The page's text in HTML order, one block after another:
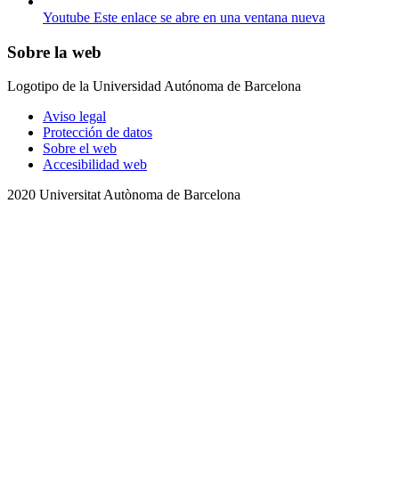
Youtube Este enlace se abre en una ventana nueva
Sobre la web
Logotipo de la Universidad Autónoma de Barcelona
Aviso legal
Protección de datos
Sobre el web
Accesibilidad web
2020 Universitat Autònoma de Barcelona